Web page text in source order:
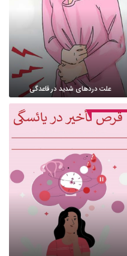
علت دردهای شدید در قاعدگی